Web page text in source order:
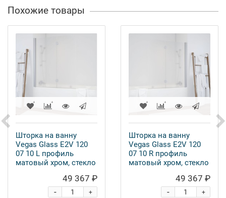
Похожие товары
Шторка на ванну
Vegas Glass E2V 120
07 10 L профиль
матовый хром, стекло
49 367 ₽
+
-
Шторка на ванну
Vegas Glass E2V 120
07 10 R профиль
матовый хром, стекло
49 367 ₽
+
-